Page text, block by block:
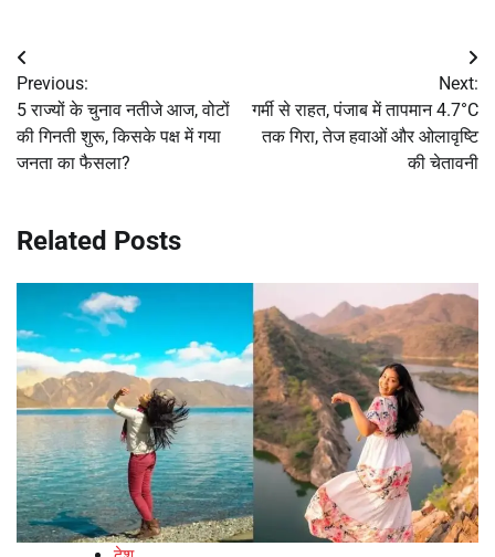
Post
navigation
Previous:
5 राज्यों के चुनाव नतीजे आज, वोटों
की गिनती शुरू, किसके पक्ष में गया
जनता का फैसला?
Next:
गर्मी से राहत, पंजाब में तापमान 4.7°C
तक गिरा, तेज हवाओं और ओलावृष्टि
की चेतावनी
Related Posts